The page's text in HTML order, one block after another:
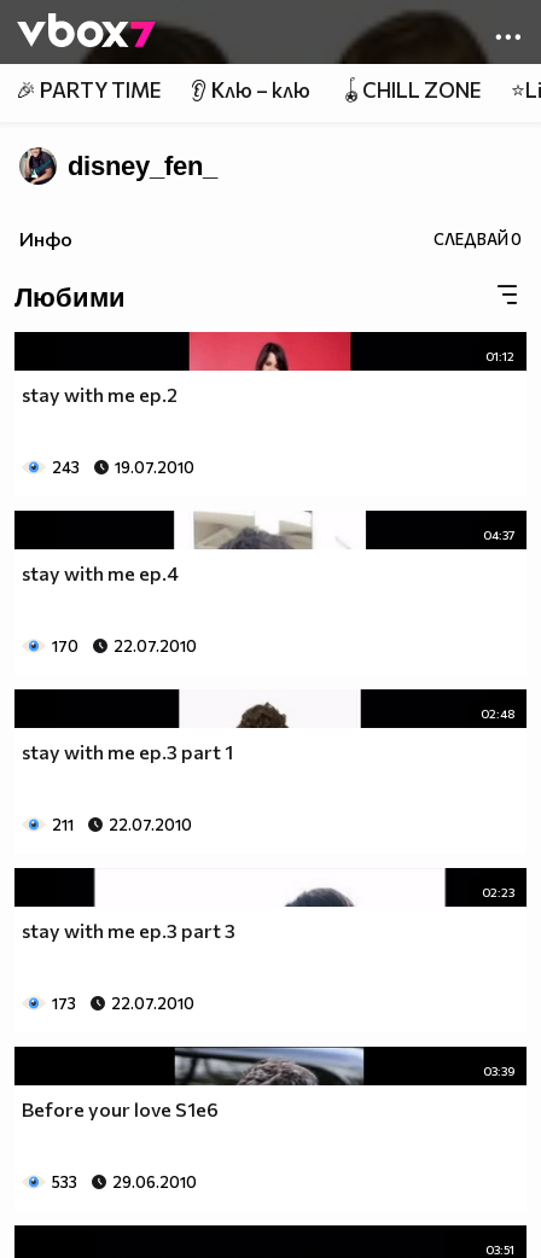
👾
🎉 PARTY TIME 👂 Клю – клю 🪀CHILL ZONE
disney_fen_
Инфо СЛЕДВАЙ0
Любими
01:12
stay with me ep.2
243 19.07.2010
04:37
stay with me ep.4
170 22.07.2010
02:48
stay with me ep.3 part 1
211 22.07.2010
02:23
stay with me ep.3 part 3
173 22.07.2010
03:39
Before your love S1e6
533 29.06.2010
03:51